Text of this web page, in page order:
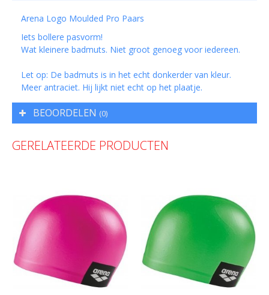
Arena Logo Moulded Pro Paars
Iets bollere pasvorm!
Wat kleinere badmuts. Niet groot genoeg voor iedereen.
Let op: De badmuts is in het echt donkerder van kleur.
Meer antraciet. Hij lijkt niet echt op het plaatje.
BEOORDELEN (0)
GERELATEERDE PRODUCTEN